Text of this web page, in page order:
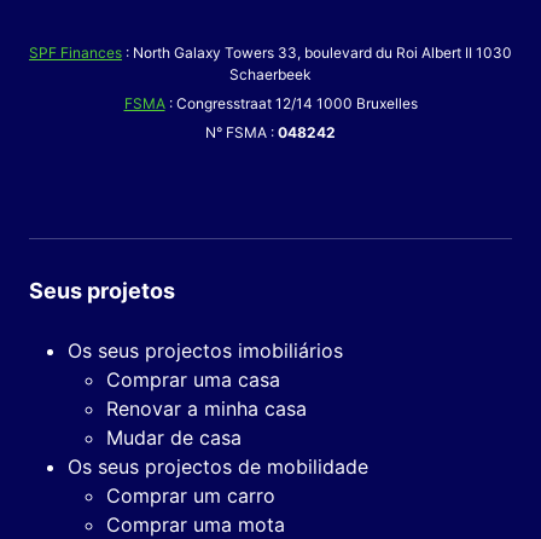
SPF Finances : North Galaxy Towers 33, boulevard du Roi Albert II 1030
Schaerbeek
FSMA: Congresstraat 12/14 1000 Bruxelles
N° FSMA : 048242
Seus projetos
Os seus projectos imobiliários
Comprar uma casa
Renovar a minha casa
Mudar de casa
Os seus projectos de mobilidade
Comprar um carro
Comprar uma mota